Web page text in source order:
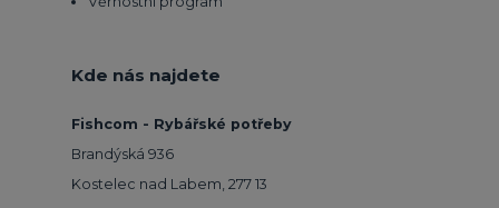
Kde nás najdete
Fishcom - Rybářské potřeby
Brandýská 936
Kostelec nad Labem, 277 13